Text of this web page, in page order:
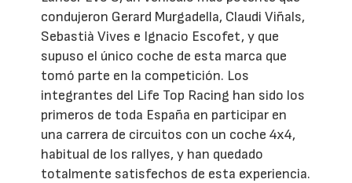
condujeron Gerard Murgadella, Claudi Viñals,
Sebastià Vives e Ignacio Escofet, y que
supuso el único coche de esta marca que
tomó parte en la competición. Los
integrantes del Life Top Racing han sido los
primeros de toda España en participar en
una carrera de circuitos con un coche 4x4,
habitual de los rallyes, y han quedado
totalmente satisfechos de esta experiencia.